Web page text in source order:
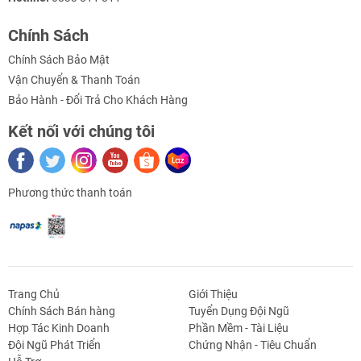
Định
Linh Kiện Siết -
Dao Cụ Cắt Gọt
Dụng Cụ Cầm
Máy Công Cụ
chuyển động tuyến tính của slider.
2. Actuators dẫn động bằng khí nén: Sử dụng khí nén để điều khiển
3. Actuators dẫn động bằng thủy lực: Sử dụng dầu thủy lực để tạo
chuyển động tuyến tính.
4. Actuators dẫn động bằng cơ: Sử dụng hệ thống cơ khí, bao gồm
bánh răng, đai và vít, để tạo chuyển động tuyến tính.
Mỗi loại slider actuators có ưu điểm và hạn chế riêng, và sự lựa
chọn phụ thuộc vào yêu cầu cụ thể của ứng dụng.
Chính Sách
Chính Sách Bảo Mật
Vận Chuyển & Thanh Toán
Bảo Hành - Đổi Trả Cho Khách Hàng
Kết nối với chúng tôi
Phương thức thanh toán
Trang Chủ
Giới Thiệu
Chính Sách Bán hàng
Tuyển Dụng Đội Ngũ
Hợp Tác Kinh Doanh
Phần Mềm - Tài Liệu
Đội Ngũ Phát Triển
Chứng Nhận - Tiêu Chuẩn